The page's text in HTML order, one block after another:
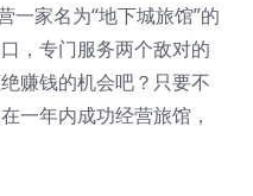
一家名为“地下城旅馆”的
，专门服务两个敌对的
赚钱的机会吧？只要不
一年内成功经营旅馆，